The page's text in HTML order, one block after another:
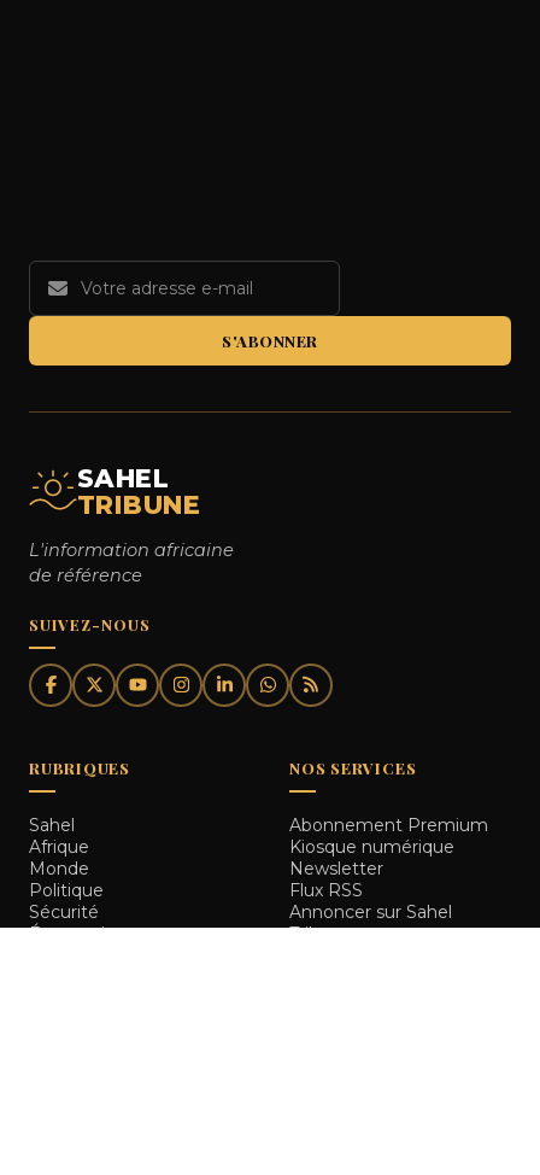
S'ABONNER
SAHEL
TRIBUNE
L'information africaine
de référence
SUIVEZ-NOUS
RUBRIQUES
Sahel
Afrique
Monde
Politique
Sécurité
Économie
NOS SERVICES
Abonnement Premium
Kiosque numérique
Newsletter
Flux RSS
Annoncer sur Sahel
Tribune